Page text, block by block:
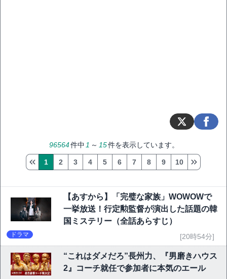
96564件中 1 ～ 15件を表示しています。
1 2 3 4 5 6 7 8 9 10
【あすから】「完璧な家族」WOWOWで
一挙放送！行定勲監督が演出した話題の韓
国ミステリー（全話あらすじ）
ドラマ [20時54分]
“これはダメだろ”長州力、『男磨きハウス
2』コーチ就任で参加者に本気のエール